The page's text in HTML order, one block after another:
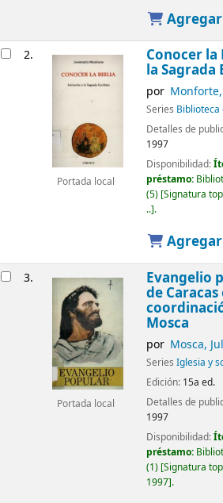
2.
Portada local
Conocer la
la Sagrada
por
Series Biblioteca
Detalles de
1997
Disponibilidad:
préstamo:
(5) Signatura
.. .
3.
Portada local
Evangelio
de
Mosca
por Mosca,
Series Iglesia y
Edición: 15a ed.
Detalles de
1997
Disponibilidad:
préstamo:
(1) Signatura
1997 .